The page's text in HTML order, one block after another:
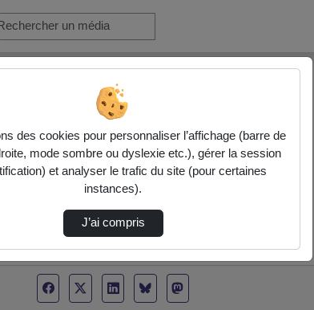
des cookies pour personnaliser l’affichage (barre de
mode sombre ou dyslexie etc.), gérer la session
et analyser le trafic du site (pour certaines
instances).
J’ai compris